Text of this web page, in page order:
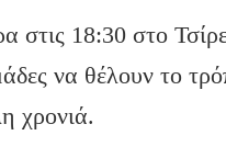
στις 18:30 στο
να θέλουν το
χρονιά.